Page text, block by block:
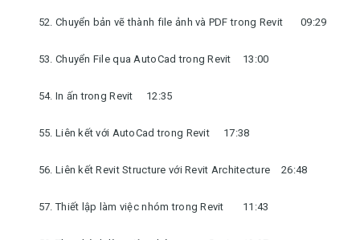
52. Chuyển bản vẽ thành file ảnh và PDF trong Revit 09:29
53. Chuyển File qua AutoCad trong Revit 13:00
54. In ấn trong Revit 12:35
55. Liên kết với AutoCad trong Revit 17:38
56. Liên kết Revit Structure với Revit Architecture 26:48
57. Thiết lập làm việc nhóm trong Revit 11:43